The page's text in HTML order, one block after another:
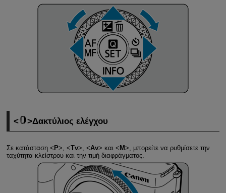
Δακτύλιος ελέγχου
Σε κατάσταση P Tv Av και M
, μπορείτε να ρυθμίσετε την
ταχύτητα κλείστρου και την τιμή διαφράγματος.